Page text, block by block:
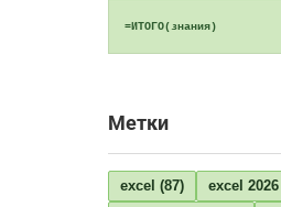
=ИТОГО(знания)
Метки
excel (87) excel 2026